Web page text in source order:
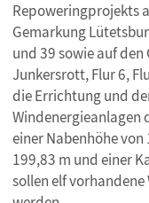
Repoweringprojekts
Gemarkung
und 39 sowie auf
Junkersrott, Flur 6,
die Errichtung und
Windenergieanlagen
einer Nabenhöhe
199,83 m und einer
sollen elf